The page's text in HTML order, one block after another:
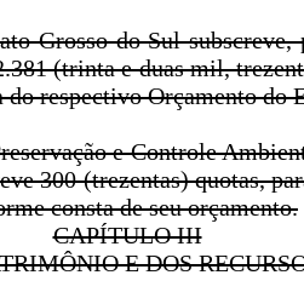
Grosso do Sul subscreve,
(trinta e duas mil,
respectivo Orçamento do
e Controle
300 (trezentas) quotas,
consta de seu orçamento.
CAPÍTULO III
E DOS